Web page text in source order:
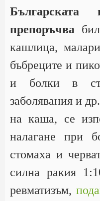
Българската
препоръчва
кашлица,
бъбреците и
и болки в
заболявания и
на каша, се
налагане при
стомаха и
силна ракия
ревматизъм,